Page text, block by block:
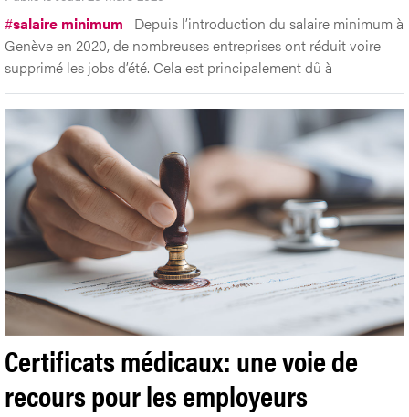
#salaire minimum
Depuis l’introduction du salaire minimum à
Genève en 2020, de nombreuses entreprises ont réduit voire
supprimé les jobs d’été. Cela est principalement dû à
Certificats médicaux: une voie de
recours pour les employeurs